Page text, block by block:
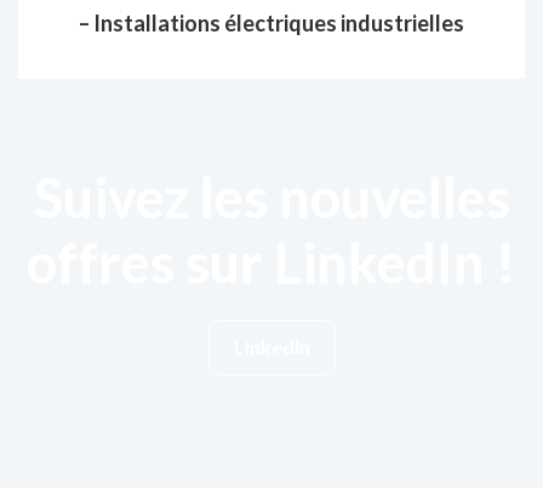
– Installations électriques industrielles